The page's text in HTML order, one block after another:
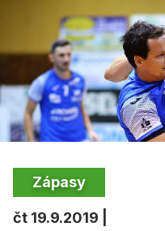
Zápasy
čt 19.9.2019 |